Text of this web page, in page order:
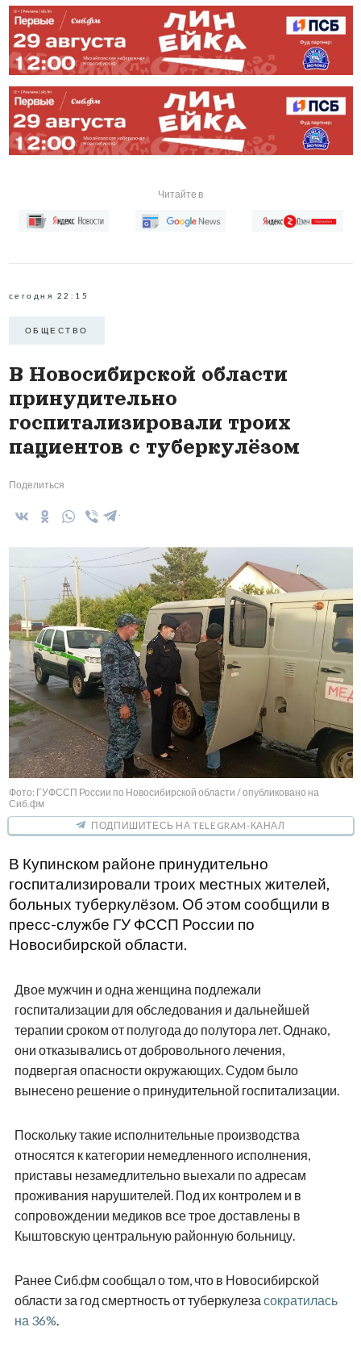
Читайте в
сегодня 22:15
ОБЩЕСТВО
В Новосибирской области
принудительно
госпитализировали троих
пациентов с туберкулёзом
Поделиться
Фото: ГУФССП России по Новосибирской области / опубликовано на
Сиб.фм
ПОДПИШИТЕСЬ НА TELEGRAM-КАНАЛ
В Купинском районе принудительно
госпитализировали троих местных жителей,
больных туберкулёзом. Об этом сообщили в
пресс-службе ГУ ФССП России по
Новосибирской области.
Двое мужчин и одна женщина подлежали
госпитализации для обследования и дальнейшей
терапии сроком от полугода до полутора лет. Однако,
они отказывались от добровольного лечения,
подвергая опасности окружающих. Судом было
вынесено решение о принудительной госпитализации.
Поскольку такие исполнительные производства
относятся к категории немедленного исполнения,
приставы незамедлительно выехали по адресам
проживания нарушителей. Под их контролем и в
сопровождении медиков все трое доставлены в
Кыштовскую центральную районную больницу.
Ранее Сиб.фм сообщал о том, что в Новосибирской
области за год смертность от туберкулеза сократилась
на 36%